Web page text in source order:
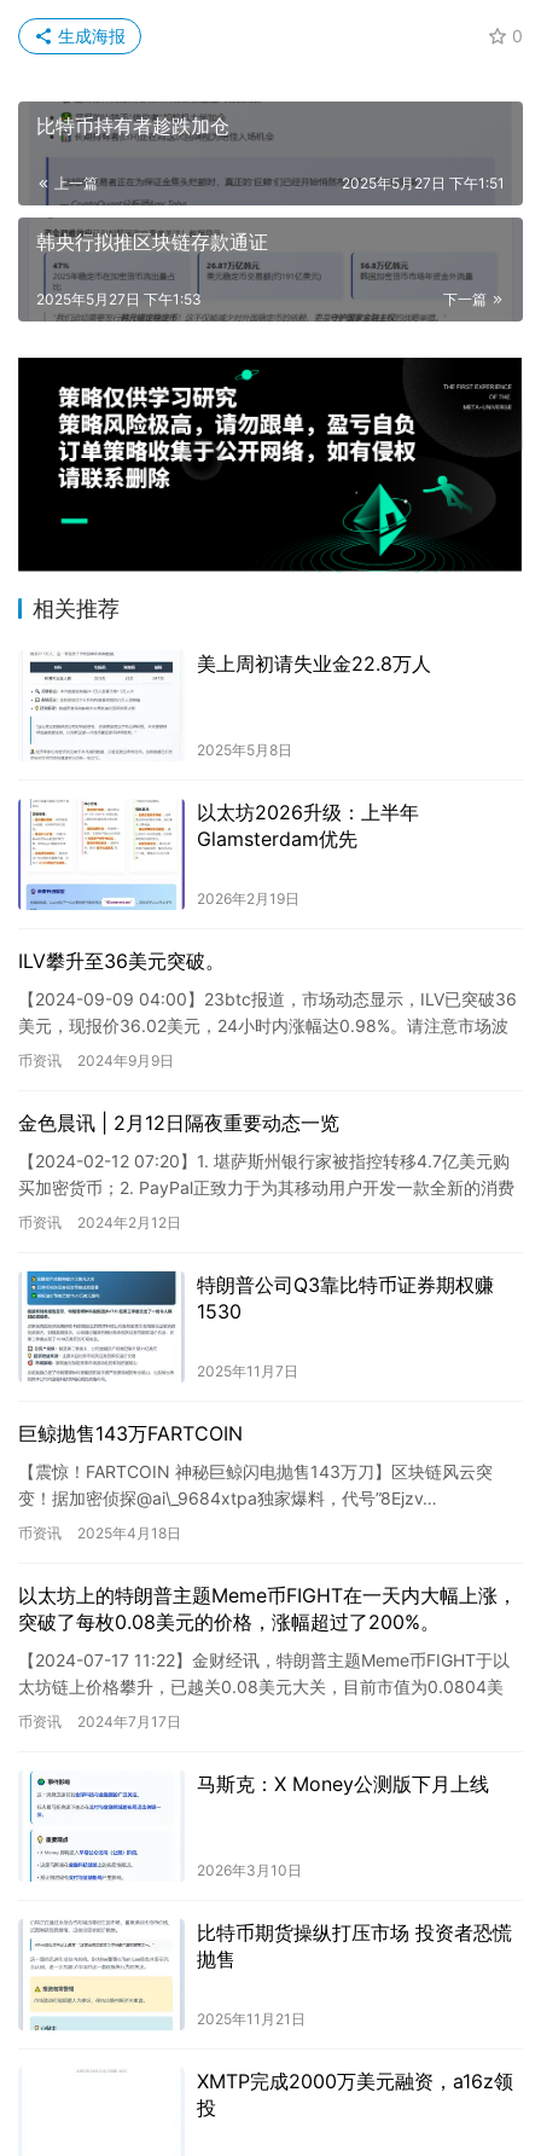
0
生成海报
比特币持有者趁跌加仓
上一篇 2025年5月27日 下午1:51
韩央行拟推区块链存款通证
下一篇
2025年5月27日 下午1:53
相关推荐
美上周初请失业金22.8万人
2025年5月8日
以太坊2026升级：上半年
Glamsterdam优先
2026年2月19日
ILV攀升至36美元突破。
【2024-09-09 04:00】23btc报道，市场动态显示，ILV已突破36
美元，现报价36.02美元，24小时内涨幅达0.98%。请注意市场波
动，切勿忽视风险控制。 ###…
币资讯 2024年9月9日
金色晨讯 | 2月12日隔夜重要动态一览
【2024-02-12 07:20】1. 堪萨斯州银行家被指控转移4.7亿美元购
买加密货币；2. PayPal正致力于为其移动用户开发一款全新的消费
者应用程序；3. 欧洲金融市场协…
币资讯 2024年2月12日
特朗普公司Q3靠比特币证券期权赚
1530
2025年11月7日
巨鲸抛售143万FARTCOIN
【震惊！FARTCOIN 神秘巨鲸闪电抛售143万刀】区块链风云突
变！据加密侦探@ai\_9684xtpa独家爆料，代号”8Ejzv…
irXJv&#8221…
币资讯 2025年4月18日
以太坊上的特朗普主题Meme币FIGHT在一天内大幅上涨，
突破了每枚0.08美元的价格，涨幅超过了200%。
【2024-07-17 11:22】金财经讯，特朗普主题Meme币FIGHT于以
太坊链上价格攀升，已越关0.08美元大关，目前市值为0.0804美
元，24小时内涨幅惊人，达203….
币资讯 2024年7月17日
马斯克：X Money公测版下月上线
2026年3月10日
比特币期货操纵打压市场 投资者恐慌
抛售
2025年11月21日
XMTP完成2000万美元融资，a16z领
投